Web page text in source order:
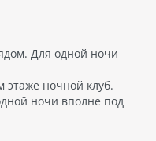
Для одной ночи
этаже ночной клуб.
ночи вполне под…